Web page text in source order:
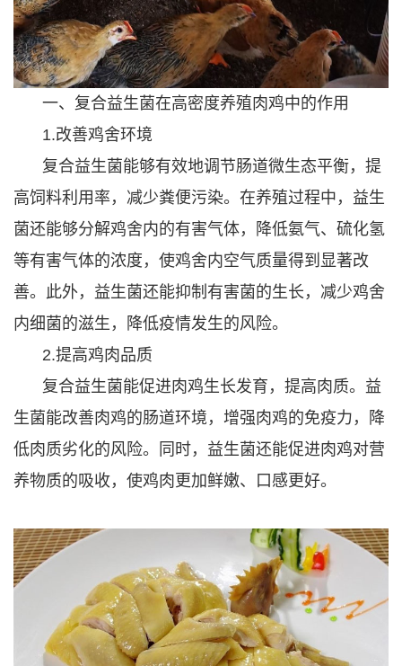
一、复合益生菌在高密度养殖肉鸡中的作用
1.改善鸡舍环境
复合益生菌能够有效地调节肠道微生态平衡，提
高饲料利用率，减少粪便污染。在养殖过程中，益生
菌还能够分解鸡舍内的有害气体，降低氨气、硫化氢
等有害气体的浓度，使鸡舍内空气质量得到显著改
善。此外，益生菌还能抑制有害菌的生长，减少鸡舍
内细菌的滋生，降低疫情发生的风险。
2.提高鸡肉品质
复合益生菌能促进肉鸡生长发育，提高肉质。益
生菌能改善肉鸡的肠道环境，增强肉鸡的免疫力，降
低肉质劣化的风险。同时，益生菌还能促进肉鸡对营
养物质的吸收，使鸡肉更加鲜嫩、口感更好。